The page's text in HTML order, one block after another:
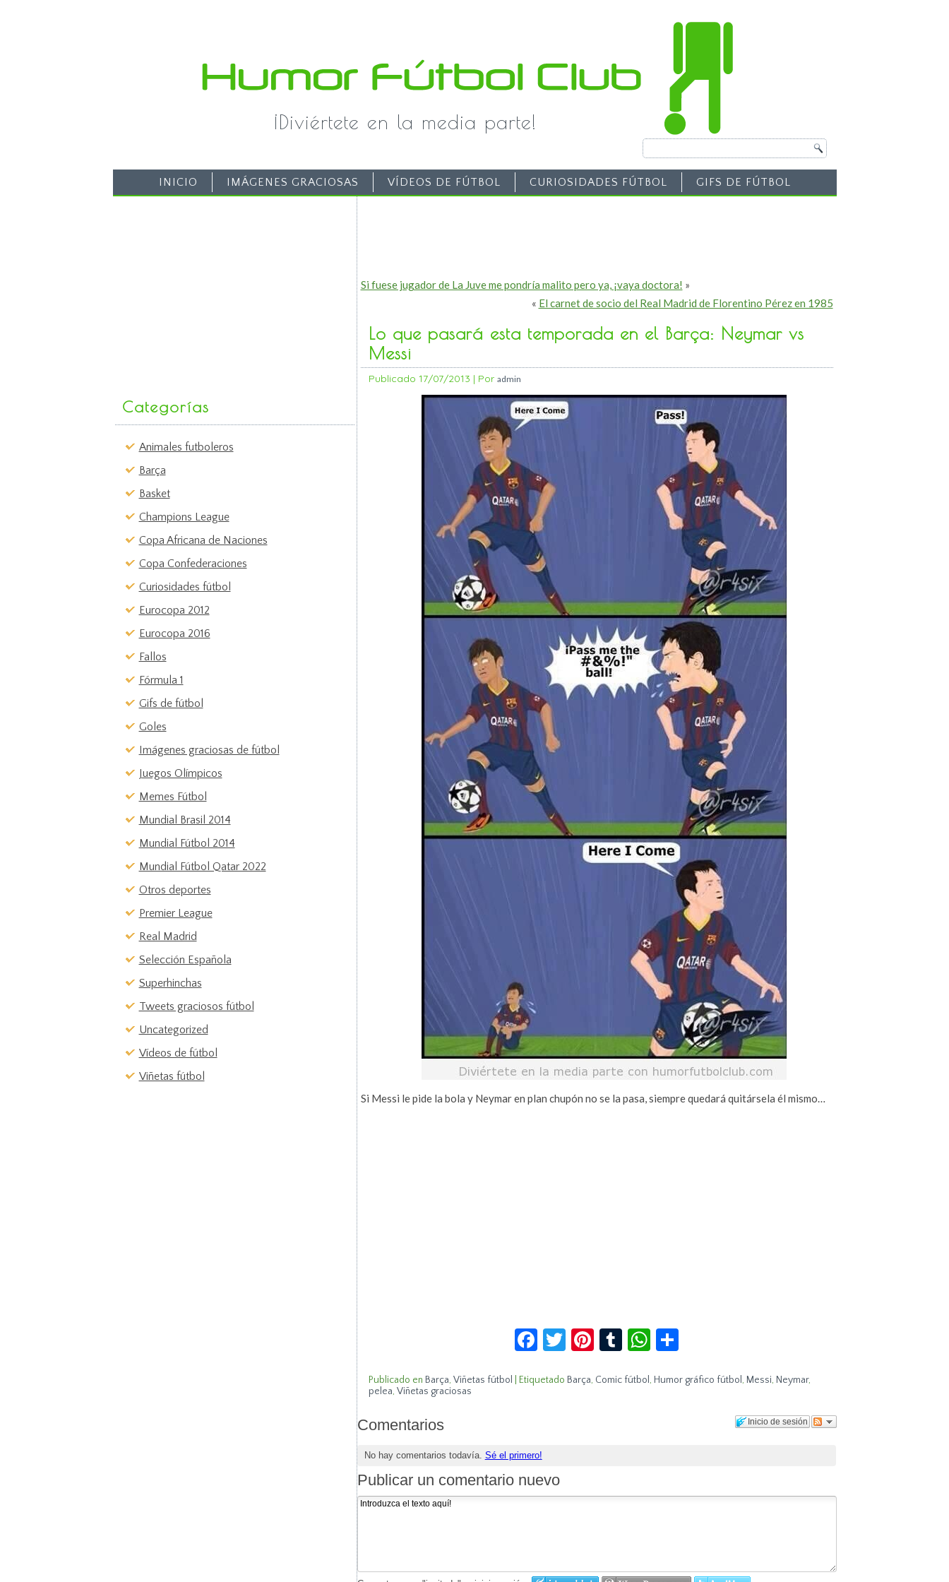
¡Diviértete en la media parte!
INICIO IMÁGENES GRACIOSAS VÍDEOS DE FÚTBOL CURIOSIDADES FÚTBOL GIFS DE FÚTBOL
Categorías
Animales futboleros
Barça
Basket
Champions League
Copa Africana de Naciones
Copa Confederaciones
Curiosidades fútbol
Eurocopa 2012
Eurocopa 2016
Fallos
Fórmula 1
Gifs de fútbol
Goles
Imágenes graciosas de fútbol
Juegos Olímpicos
Memes Fútbol
Mundial Brasil 2014
Mundial Fútbol 2014
Mundial Fútbol Qatar 2022
Otros deportes
Premier League
Real Madrid
Selección Española
Superhinchas
Tweets graciosos fútbol
Uncategorized
Vídeos de fútbol
Viñetas fútbol
Si fuese jugador de La Juve me pondría malito pero ya, ¡vaya doctora! »
« El carnet de socio del Real Madrid de Florentino Pérez en 1985
Lo que pasará esta temporada en el Barça: Neymar vs
Messi
Publicado 17/07/2013 | Por admin
Si Messi le pide la bola y Neymar en plan chupón no se la pasa, siempre quedará quitársela él mismo…
Facebook
Twitter
Pinterest
TumblrWhatsApp
Publicado en Barça, Viñetas fútbol Etiquetado Barça, Comic fútbol , Humor gráfico fútbol , Messi, Neymar,
pelea, Viñetas graciosas
Inicio de sesión
Comentarios
No hay comentarios todavía. Sé el primero!
Publicar un comentario nuevo